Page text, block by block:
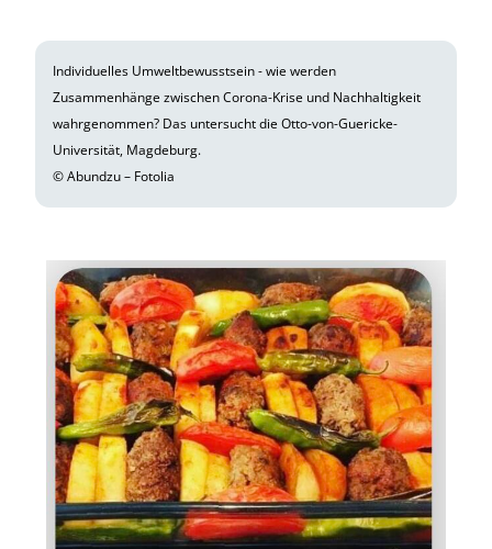
Individuelles Umweltbewusstsein - wie werden
Zusammenhänge zwischen Corona-Krise und Nachhaltigkeit
wahrgenommen? Das untersucht die Otto-von-Guericke-
Universität, Magdeburg.
© Abundzu – Fotolia